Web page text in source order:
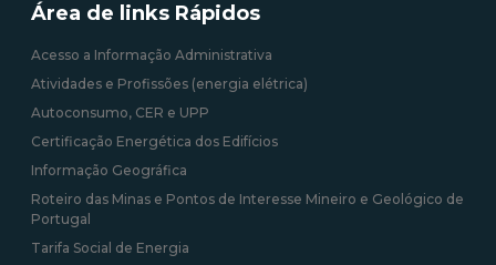
Área de links Rápidos
Acesso a Informação Administrativa
Atividades e Profissões (energia elétrica)
Autoconsumo, CER e UPP
Certificação Energética dos Edifícios
Informação Geográfica
Roteiro das Minas e Pontos de Interesse Mineiro e Geológico de
Portugal
Tarifa Social de Energia